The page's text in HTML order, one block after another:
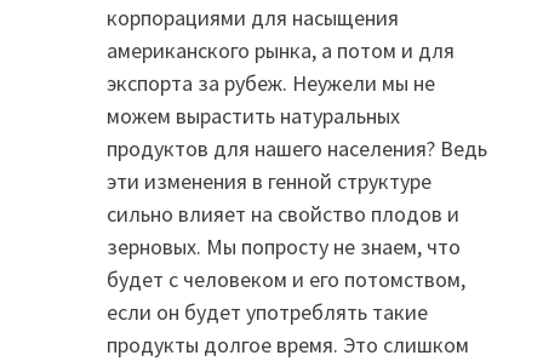
корпорациями для насыщения
американского рынка, а потом и для
экспорта за рубеж. Неужели мы не
можем вырастить натуральных
продуктов для нашего населения? Ведь
эти изменения в генной структуре
сильно влияет на свойство плодов и
зерновых. Мы попросту не знаем, что
будет с человеком и его потомством,
если он будет употреблять такие
продукты долгое время. Это слишком